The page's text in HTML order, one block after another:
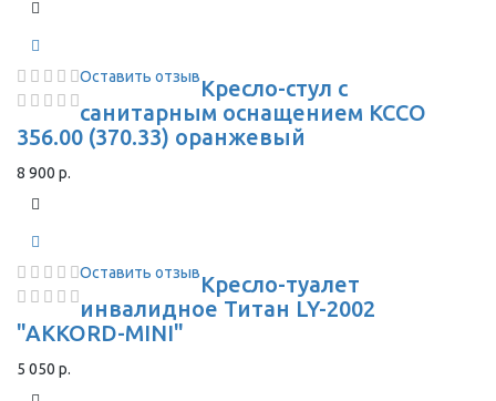
Оставить отзывКресло-стул с
санитарным оснащением КССО
356.00 (370.33) оранжевый
8 900 р.
Оставить отзывКресло-туалет
инвалидное Титан LY-2002
"AKKORD-MINI"
5 050 р.